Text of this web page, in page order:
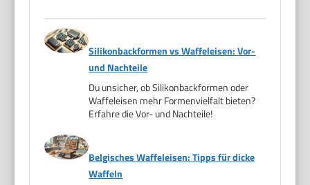
Silikonbackformen vs Waffeleisen: Vor-
und Nachteile
Du unsicher, ob Silikonbackformen oder
Waffeleisen mehr Formenvielfalt bieten?
Erfahre die Vor- und Nachteile!
Belgisches Waffeleisen: Tipps für dicke
Waffeln